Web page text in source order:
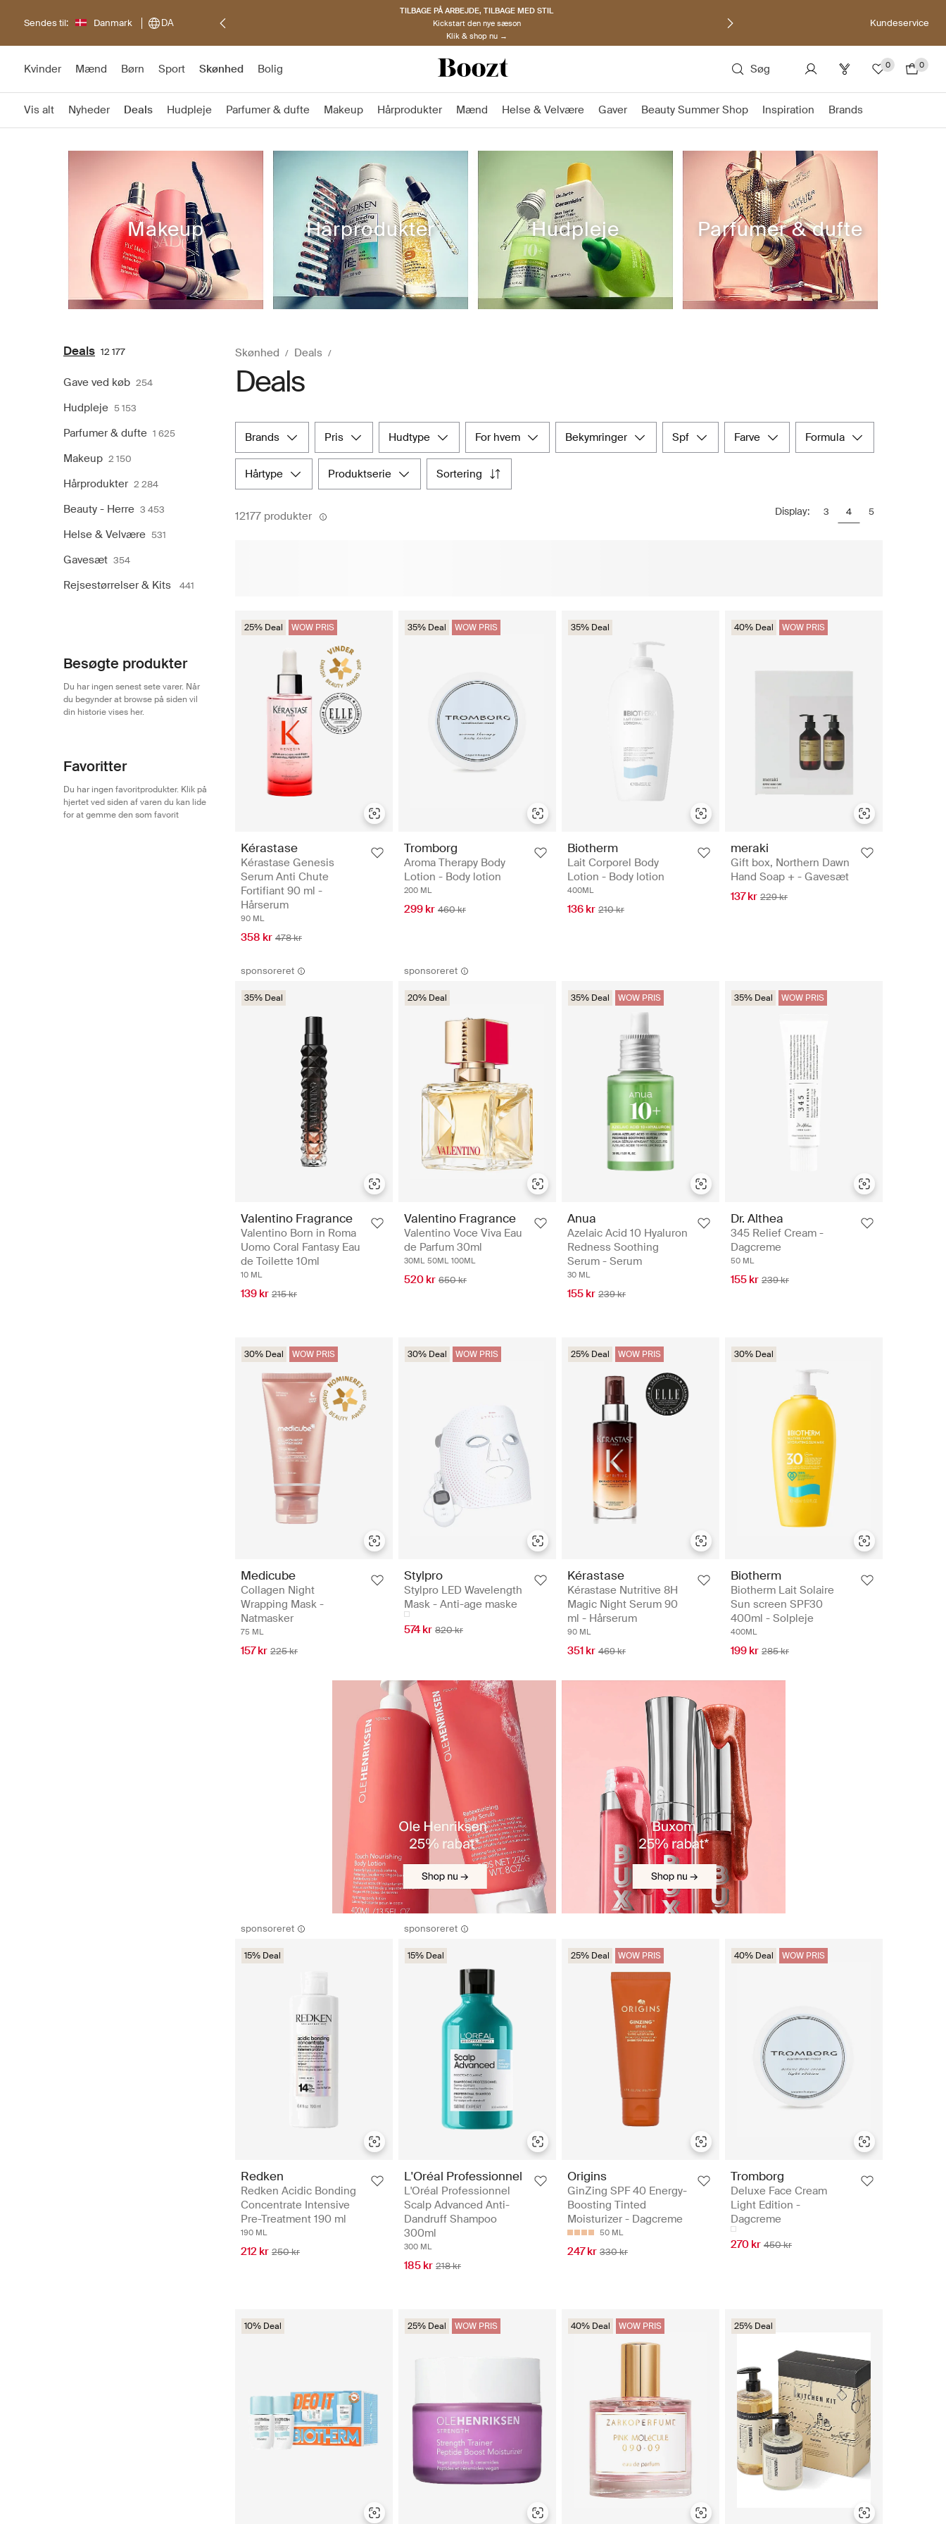
Sendes til: Danmark DA
OPDAG NORDISKE BRANDS
Must-haves til den nye sæson
Klik & shop nu →
Kundeservice
Kvinder Mænd Børn Sport Skønhed Bolig Søg 0 0
Vis alt Nyheder Deals Hudpleje Parfumer & dufte Makeup Hårprodukter Mænd Helse & Velvære Gaver Beauty Summer Shop Inspiration Brands
Makeup Hårprodukter Hudpleje Parfumer & dufte
Deals 12 177
Gave ved køb 254
Hudpleje 5 153
Parfumer & dufte 1 625
Makeup 2 150
Hårprodukter 2 284
Beauty - Herre 3 453
Helse & Velvære 531
Gavesæt 354
Rejsestørrelser & Kits 441
Besøgte produkter
Du har ingen senest sete varer. Når
du begynder at browse på siden vil
din historie vises her.
Favoritter
Du har ingen favoritprodukter. Klik på
hjertet ved siden af varen du kan lide
for at gemme den som favorit
Skønhed Deals
Deals
brands pris hudtype for hvem bekymringer spf farve formula
hårtype produktserie sortering
12177 produkter Display: 3 4 5
25% Deal WOW PRIS
Kérastase
Kérastase Genesis
Serum Anti Chute
Fortifiant 90 ml -
Hårserum
90 ML
358 kr 478 kr
35% Deal WOW PRIS
Tromborg
Aroma Therapy Body
Lotion - Body lotion
200 ML
299 kr 460 kr
35% Deal
Biotherm
Lait Corporel Body
Lotion - Body lotion
400ML
136 kr 210 kr
40% Deal WOW PRIS
meraki
Gift box, Northern Dawn
Hand Soap + - Gavesæt
137 kr 229 kr
sponsoreret
35% Deal
Valentino Fragrance
Valentino Born in Roma
Uomo Coral Fantasy Eau
de Toilette 10ml
10 ML
139 kr 215 kr
sponsoreret
20% Deal
Valentino Fragrance
Valentino Voce Viva Eau
de Parfum 30ml
30ML 50ML 100ML
520 kr 650 kr
35% Deal WOW PRIS
Anua
Azelaic Acid 10 Hyaluron
Redness Soothing
Serum - Serum
30 ML
155 kr 239 kr
35% Deal WOW PRIS
Dr. Althea
345 Relief Cream -
Dagcreme
50 ML
155 kr 239 kr
30% Deal WOW PRIS
Medicube
Collagen Night
Wrapping Mask -
Natmasker
75 ML
157 kr 225 kr
30% Deal WOW PRIS
Stylpro
Stylpro LED Wavelength
Mask - Anti-age maske
574 kr 820 kr
25% Deal WOW PRIS
Kérastase
Kérastase Nutritive 8H
Magic Night Serum 90
ml - Hårserum
90 ML
351 kr 469 kr
30% Deal
Biotherm
Biotherm Lait Solaire
Sun screen SPF30
400ml - Solpleje
400ML
199 kr 285 kr
sponsoreret
15% Deal
Redken
Redken Acidic Bonding
Concentrate Intensive
Pre-Treatment 190 ml
190 ML
212 kr 250 kr
sponsoreret
15% Deal
L'Oréal Professionnel
L'Oréal Professionnel
Scalp Advanced Anti-
Dandruff Shampoo
300ml
300 ML
185 kr 218 kr
25% Deal WOW PRIS
Origins
GinZing SPF 40 Energy-
Boosting Tinted
Moisturizer - Dagcreme
50 ML
247 kr 330 kr
40% Deal WOW PRIS
Tromborg
Deluxe Face Cream
Light Edition -
Dagcreme
270 kr 450 kr
10% Deal 25% Deal WOW PRIS 40% Deal WOW PRIS 25% Deal